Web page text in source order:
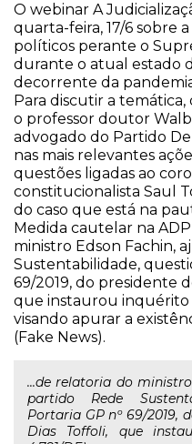
O webinar A
quarta-feira, 17/6 sobre
políticos perante o
durante o atual estado
decorrente da
Para discutir a temática,
o professor doutor
advogado do Partido
nas mais relevantes
questões ligadas ao
constitucionalista Saul
do caso que está na
Medida cautelar na
ministro Edson Fachin,
Sustentabilidade,
69/2019, do presidente
que instaurou inquérito
visando apurar a
(Fake News).
...de relatoria do
partido Rede
Portaria GP nº 69/2019,
Dias Toffoli, que